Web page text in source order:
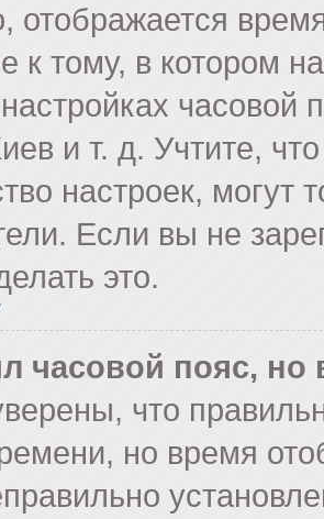
отображается
к тому, в котором
часовой
и т. д. Учтите,
настроек, могут
Если вы не
это.
часовой пояс,
что
но время